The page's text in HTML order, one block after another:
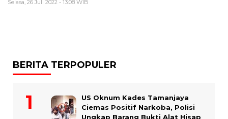
Selasa, 26 Juli 2022 - 13:08 WIB
BERITA TERPOPULER
US Oknum Kades Tamanjaya
Ciemas Positif Narkoba, Polisi
Ungkap Barang Bukti Alat Hisap